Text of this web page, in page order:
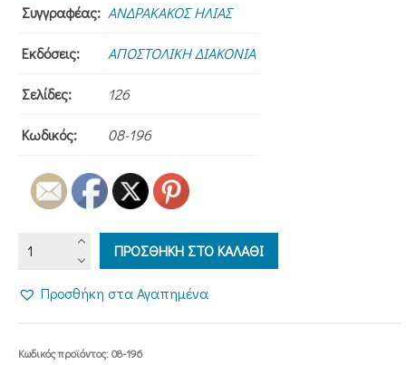
Συγγραφέας: ΑΝΔΡΑΚΑΚΟΣ ΗΛΙΑΣ
Εκδόσεις: ΑΠΟΣΤΟΛΙΚΗ ΔΙΑΚΟΝΙΑ
Σελίδες: 126
Κωδικός: 08-196
ΒΛΑΧΑΒΑΣ
ποσότητα
ΠΡΟΣΘΗΚΗ ΣΤΟ ΚΑΛΑΘΙ
Προσθήκη στα Αγαπημένα
Κωδικός προϊόντος:08-196